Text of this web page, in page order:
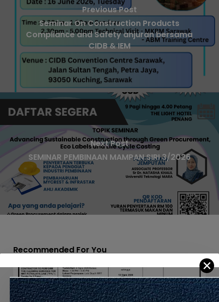
Previous Post
Seminar On Construction Products
Compliance and Safety anjuran bersama
CIDB & IEM
Next Post
SEMINAR PEMBINAAN MAMPAN SIRI 3/2026
Recommended For You
APPOINTMENT
OF
THE
✕